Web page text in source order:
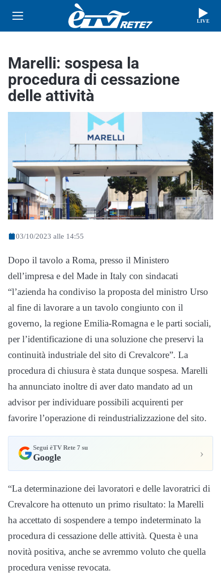
LIVE
Marelli: sospesa la
procedura di cessazione
delle attività
03/10/2023 alle 14:55
Dopo il tavolo a Roma, presso il Ministero
dell’impresa e del Made in Italy con sindacati
“l’azienda ha condiviso la proposta del ministro Urso
al fine di lavorare a un tavolo congiunto con il
governo, la regione Emilia-Romagna e le parti sociali,
per l’identificazione di una soluzione che preservi la
continuità industriale del sito di Crevalcore”. La
procedura di chiusura è stata dunque sospesa. Marelli
ha annunciato inoltre di aver dato mandato ad un
advisor per individuare possibili acquirenti per
favorire l’operazione di reindustrializzazione del sito.
Segui èTV Rete 7 su
Google ›
“La determinazione dei lavoratori e delle lavoratrici di
Crevalcore ha ottenuto un primo risultato: la Marelli
ha accettato di sospendere a tempo indeterminato la
procedura di cessazione delle attività. Questa è una
novità positiva, anche se avremmo voluto che quella
procedura venisse revocata.